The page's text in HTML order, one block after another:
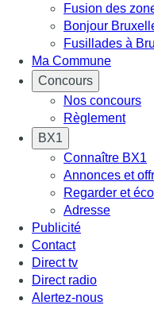
Fusion des
Bonjour
Fusillades à
Ma Commune
Concours
Nos concours
Règlement
BX1
Connaître BX1
Annonces et
Regarder et
Adresse
Publicité
Contact
Direct tv
Direct radio
Alertez-nous